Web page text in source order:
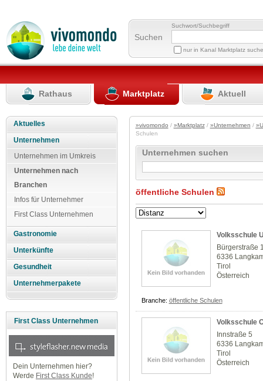
Suchen
Suchwort/Suchbegriff
nur in Kanal Marktplatz
Rathaus Marktplatz Aktuell
Aktuelles
Unternehmen
Unternehmen im Umkreis
Unternehmen nach
Branchen
Infos für Unternehmer
First Class Unternehmen
Gastronomie
Unterkünfte
Gesundheit
Unternehmerpakete
First Class Unternehmen
Dein Unternehmen hier?
Werde First Class Kunde!
»vivomondo / »Marktplatz/ »Unternehmen /
Schulen
Unternehmen suchen
öffentliche Schulen
Volksschule
Bürgerstraße
6336
Tirol
Österreich
Branche: öffentliche Schulen
Volksschule
Innstraße 5
6336
Tirol
Österreich